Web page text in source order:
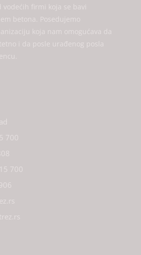
vodećih firmi koja se bavi
betona. Posedujemo
koja nam omogućava da
i da posle urađenog posla
700
700